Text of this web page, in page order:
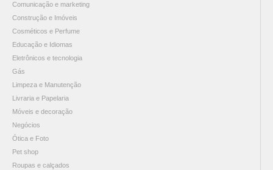
Comunicação e marketing
Construção e Imóveis
Cosméticos e Perfume
Educação e Idiomas
Eletrônicos e tecnologia
Gás
Limpeza e Manutenção
Livraria e Papelaria
Móveis e decoração
Negócios
Ótica e Foto
Pet shop
Roupas e calçados